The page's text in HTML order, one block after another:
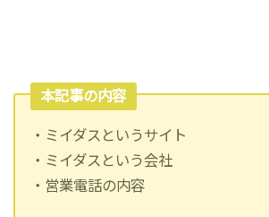
本記事の内容
・ミイダスというサイト
・ミイダスという会社
・営業電話の内容